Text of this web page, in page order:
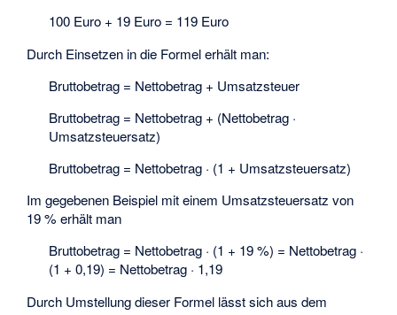
100 Euro + 19 Euro = 119 Euro
Durch Einsetzen in die Formel erhält man:
Bruttobetrag = Nettobetrag + Umsatzsteuer
Bruttobetrag = Nettobetrag + (Nettobetrag ·
Umsatzsteuersatz)
Bruttobetrag = Nettobetrag · (1 + Umsatzsteuersatz)
Im gegebenen Beispiel mit einem Umsatzsteuersatz von
19 % erhält man
Bruttobetrag = Nettobetrag · (1 + 19 %) = Nettobetrag ·
(1 + 0,19) = Nettobetrag · 1,19
Durch Umstellung dieser Formel lässt sich aus dem